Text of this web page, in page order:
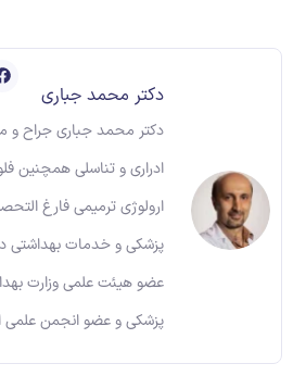
دکتر محمد جباری
دکتر محمد جباری جراح
ادراری و تناسلی
ارولوژی ترمیمی فارغ
پزشکی و خدمات بهداشتی
عضو هیئت علمی وزارت
پزشکی و عضو انجمن علمی